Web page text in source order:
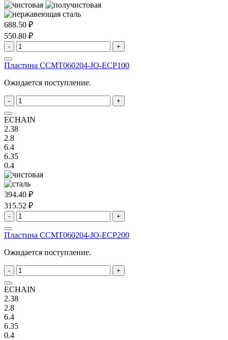
688.50 ₽
550.80 ₽
- +
Пластина ССMT060204-JO-ECP100
Ожидается поступление.
- +
ECHAIN
2.38
2.8
6.4
6.35
0.4
394.40 ₽
315.52 ₽
- +
Пластина ССMT060204-JO-ECP200
Ожидается поступление.
- +
ECHAIN
2.38
2.8
6.4
6.35
0.4